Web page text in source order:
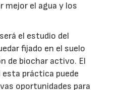
mejor el agua y los
el estudio del
fijado en el suelo
de biochar activo. El
práctica puede
oportunidades para